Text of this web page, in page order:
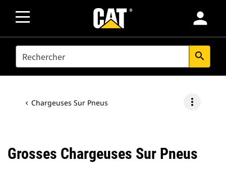
person
SEARCH search
Chargeuses Sur Pneus more_vert
Grosses Chargeuses Sur Pneus